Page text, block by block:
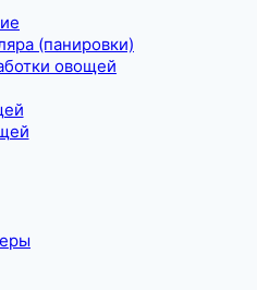
(панировки)
овощей